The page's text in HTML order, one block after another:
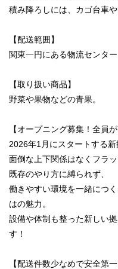
積み降ろしには、カゴ台車
【配送範囲】
関東一円にある物流センタ
【取り扱い商品】
野菜や果物などの青果。
【オープニング募集！全員
2026年1月にスタートする新
面倒な上下関係はなくフラ
既存のやり方に縛られず、
働きやすい環境を一緒につ
はの魅力。
設備や体制も整った新しい
す！
【配送件数少なめで安全第一